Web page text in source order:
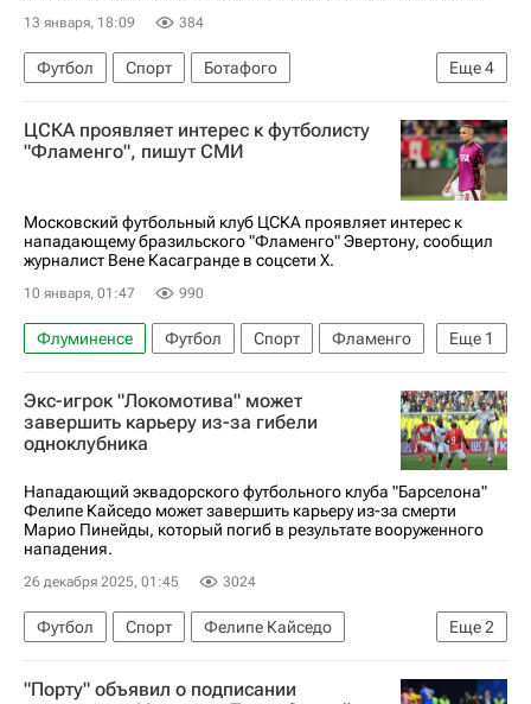
13 января, 18:09 384
Еще4
Футбол Спорт
Ботафого
Динамо Москва
Торино
РПЛ 2026-2027 (Чемпионат России по футболу)
ЦСКА проявляет интерес к футболисту
"Фламенго", пишут СМИ
Московский футбольный клуб ЦСКА проявляет интерес к
нападающему бразильского "Фламенго" Эвертону, сообщил
журналист Вене Касагранде в соцсети X.
10 января, 01:47 990
Еще 1
Флуминенсе Футбол Спорт
Фламенго
ПФК ЦСКА
Экс-игрок "Локомотива" может
завершить карьеру из-за гибели
одноклубника
Нападающий эквадорского футбольного клуба "Барселона"
Фелипе Кайседо может завершить карьеру из-за смерти
Марио Пинейды, который погиб в результате вооруженного
нападения.
26 декабря 2025, 01:45 3024
Еще2
Футбол Спорт
Фелипе Кайседо
Локомотив (Москва)
Вокруг спорта
"Порту" объявил о подписании